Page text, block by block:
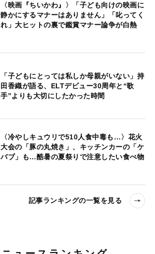
〈映画『ちいかわ』〉「子ども向けの映画に
静かにするマナーはありません」「叱ってく
れ」大ヒットの裏で鑑賞マナー論争が白熱
「子どもにとっては私しか母親がいない」持
田香織が語る、ELTデビュー30周年と“歌
手”よりも大切にしたかった時間
〈冷やしキュウリで510人食中毒も…〉花火
大会の「豚の丸焼き」、キッチンカーの「ケ
バブ」も…酷暑の夏祭りで注意したい食べ物
記事ランキングの一覧を見る